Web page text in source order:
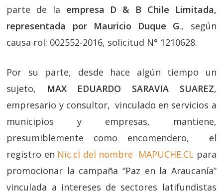
parte de la empresa D & B Chile Limitada,
representada por Mauricio Duque G., según
causa rol: 002552-2016, solicitud N° 1210628.
Por su parte, desde hace algún tiempo un
sujeto, MAX EDUARDO SARAVIA SUAREZ,
empresario y consultor, vinculado en servicios a
municipios y empresas, mantiene,
presumiblemente como encomendero, el
registro en Nic.cl del nombre MAPUCHE.CL para
promocionar la campaña “Paz en la Araucanía”
vinculada a intereses de sectores latifundistas